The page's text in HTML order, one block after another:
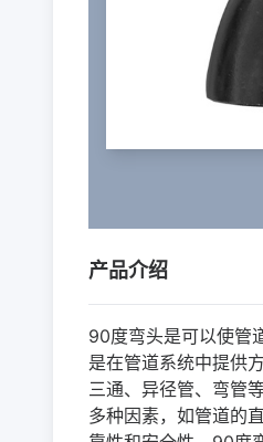
产品介绍
90度弯头是可以使管
是在管道系统中提供
三通、异径管、弯管
多种因素，如管道的